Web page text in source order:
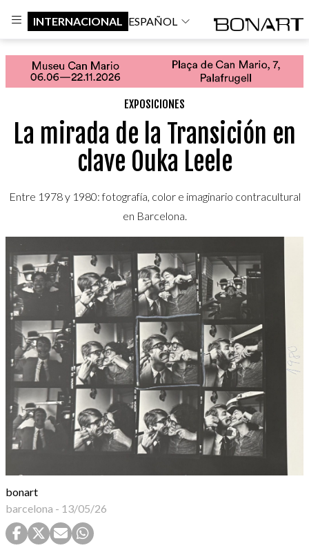
INTERNACIONAL ESPAÑOL
EXPOSICIONES
La mirada de la Transición en
clave Ouka Leele
Entre 1978 y 1980: fotografía, color e imaginario contracultural
en Barcelona.
bonart
barcelona - 13/05/26